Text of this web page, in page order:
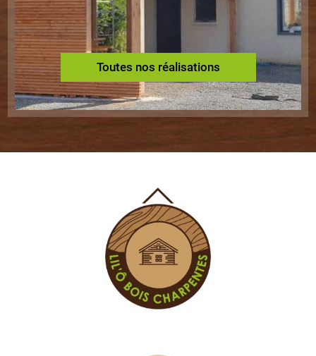
Toutes nos réalisations